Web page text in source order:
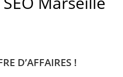
D’AFFAIRES !